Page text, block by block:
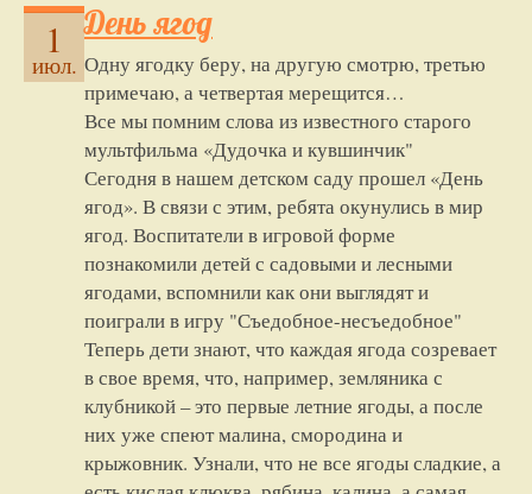
1
июл.
День ягод
Одну ягодку беру, на другую смотрю, третью
примечаю, а четвертая мерещится…
Все мы помним слова из известного старого
мультфильма «Дудочка и кувшинчик"
Сегодня в нашем детском саду прошел «День
ягод». В связи с этим, ребята окунулись в мир
ягод. Воспитатели в игровой форме
познакомили детей с садовыми и лесными
ягодами, вспомнили как они выглядят и
поиграли в игру "Съедобное-несъедобное"
Теперь дети знают, что каждая ягода созревает
в свое время, что, например, земляника с
клубникой – это первые летние ягоды, а после
них уже спеют малина, смородина и
крыжовник. Узнали, что не все ягоды сладкие, а